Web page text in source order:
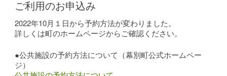
ご利用のお申込み
2022年10月１日から予約方法が変わりました。
詳しくは町のホームページからご確認ください。
●公共施設の予約方法について（幕別町公式ホームペー
ジ）